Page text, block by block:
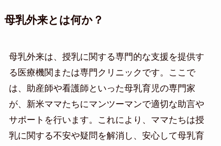
母乳外来とは何か？
母乳外来は、授乳に関する専門的な支援を提供す
る医療機関または専門クリニックです。ここで
は、助産師や看護師といった母乳育児の専門家
が、新米ママたちにマンツーマンで適切な助言や
サポートを行います。これにより、ママたちは授
乳に関する不安や疑問を解消し、安心して母乳育